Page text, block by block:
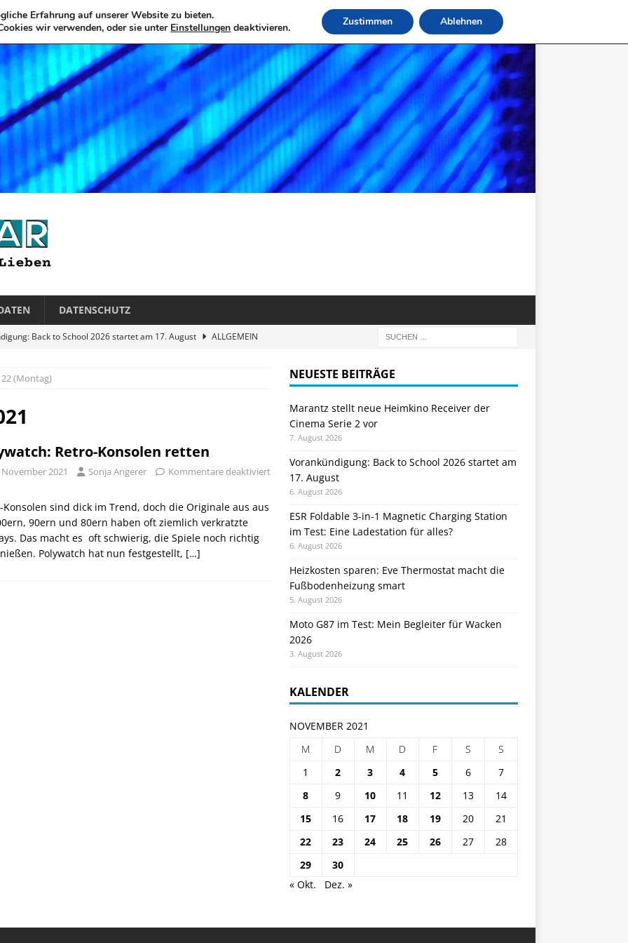
DATENSCHUTZ
Back to School 2026 startet am 17. August
ALLGEMEIN
sparen: Eve Thermostat macht die Fußbodenheizung smart
im Test: Mein Begleiter für Wacken 2026
TELEFON
neue Heimkino Receiver der Cinema Serie 2 vor
22 (Montag)
Retro-Konsolen retten
November 2021 Sonja Angerer Kommentare deaktiviert
Konsolen sind dick im Trend, doch die Originale aus aus
90ern und 80ern haben oft ziemlich verkratzte
Das macht es oft schwierig, die Spiele noch richtig
Polywatch hat nun festgestellt, […]
NEUESTE BEITRÄGE
Marantz stellt neue Heimkino Receiver der
Cinema Serie 2 vor
7. August 2026
Vorankündigung: Back to School 2026 startet am
17. August
6. August 2026
ESR Foldable 3-in-1 Magnetic Charging Station
im Test: Eine Ladestation für alles?
6. August 2026
Heizkosten sparen: Eve Thermostat macht die
Fußbodenheizung smart
5. August 2026
Moto G87 im Test: Mein Begleiter für Wacken
2026
3. August 2026
KALENDER
NOVEMBER 2021
M
D M D F S
S
1
2 3 4 5 6
7
8
9 10 11 12 13
14
15
16 17 18 19 20
21
22
23 24 25 26 27
28
29
30
« Okt.
Dez. »
Erfahrung auf unserer Website zu bieten.
wir verwenden, oder sie unter Einstellungen deaktivieren. Zustimmen Ablehnen